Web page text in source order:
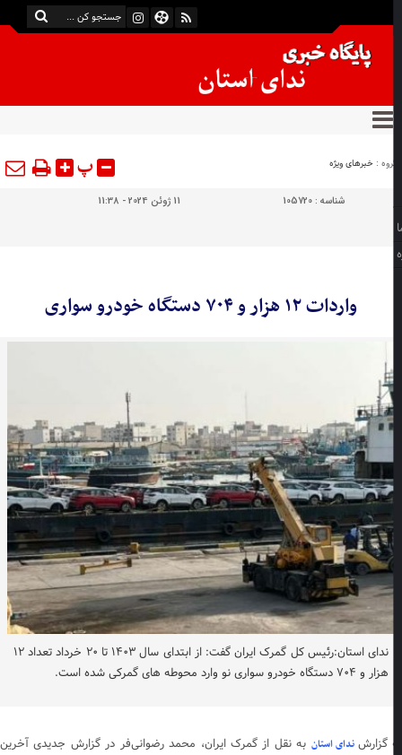
:خبرهای ویژه پ
شناسه :105720
واردات ۱۲ هزار و ۷۰۴ دستگاه خودرو سواری
ندای استان:رئیس کل گمرک ایران گفت: از ابتدای سال ۱۴۰۳ تا ۲۰ خرداد تعداد ۱۲
هزار و ۷۰۴ دستگاه خودرو سواری نو وارد محوطه های گمرکی شده است.
گزارشندای استانبه نقل از گمرک ایران، محمد رضوانی‌فر در گزارش جدیدی آخرین